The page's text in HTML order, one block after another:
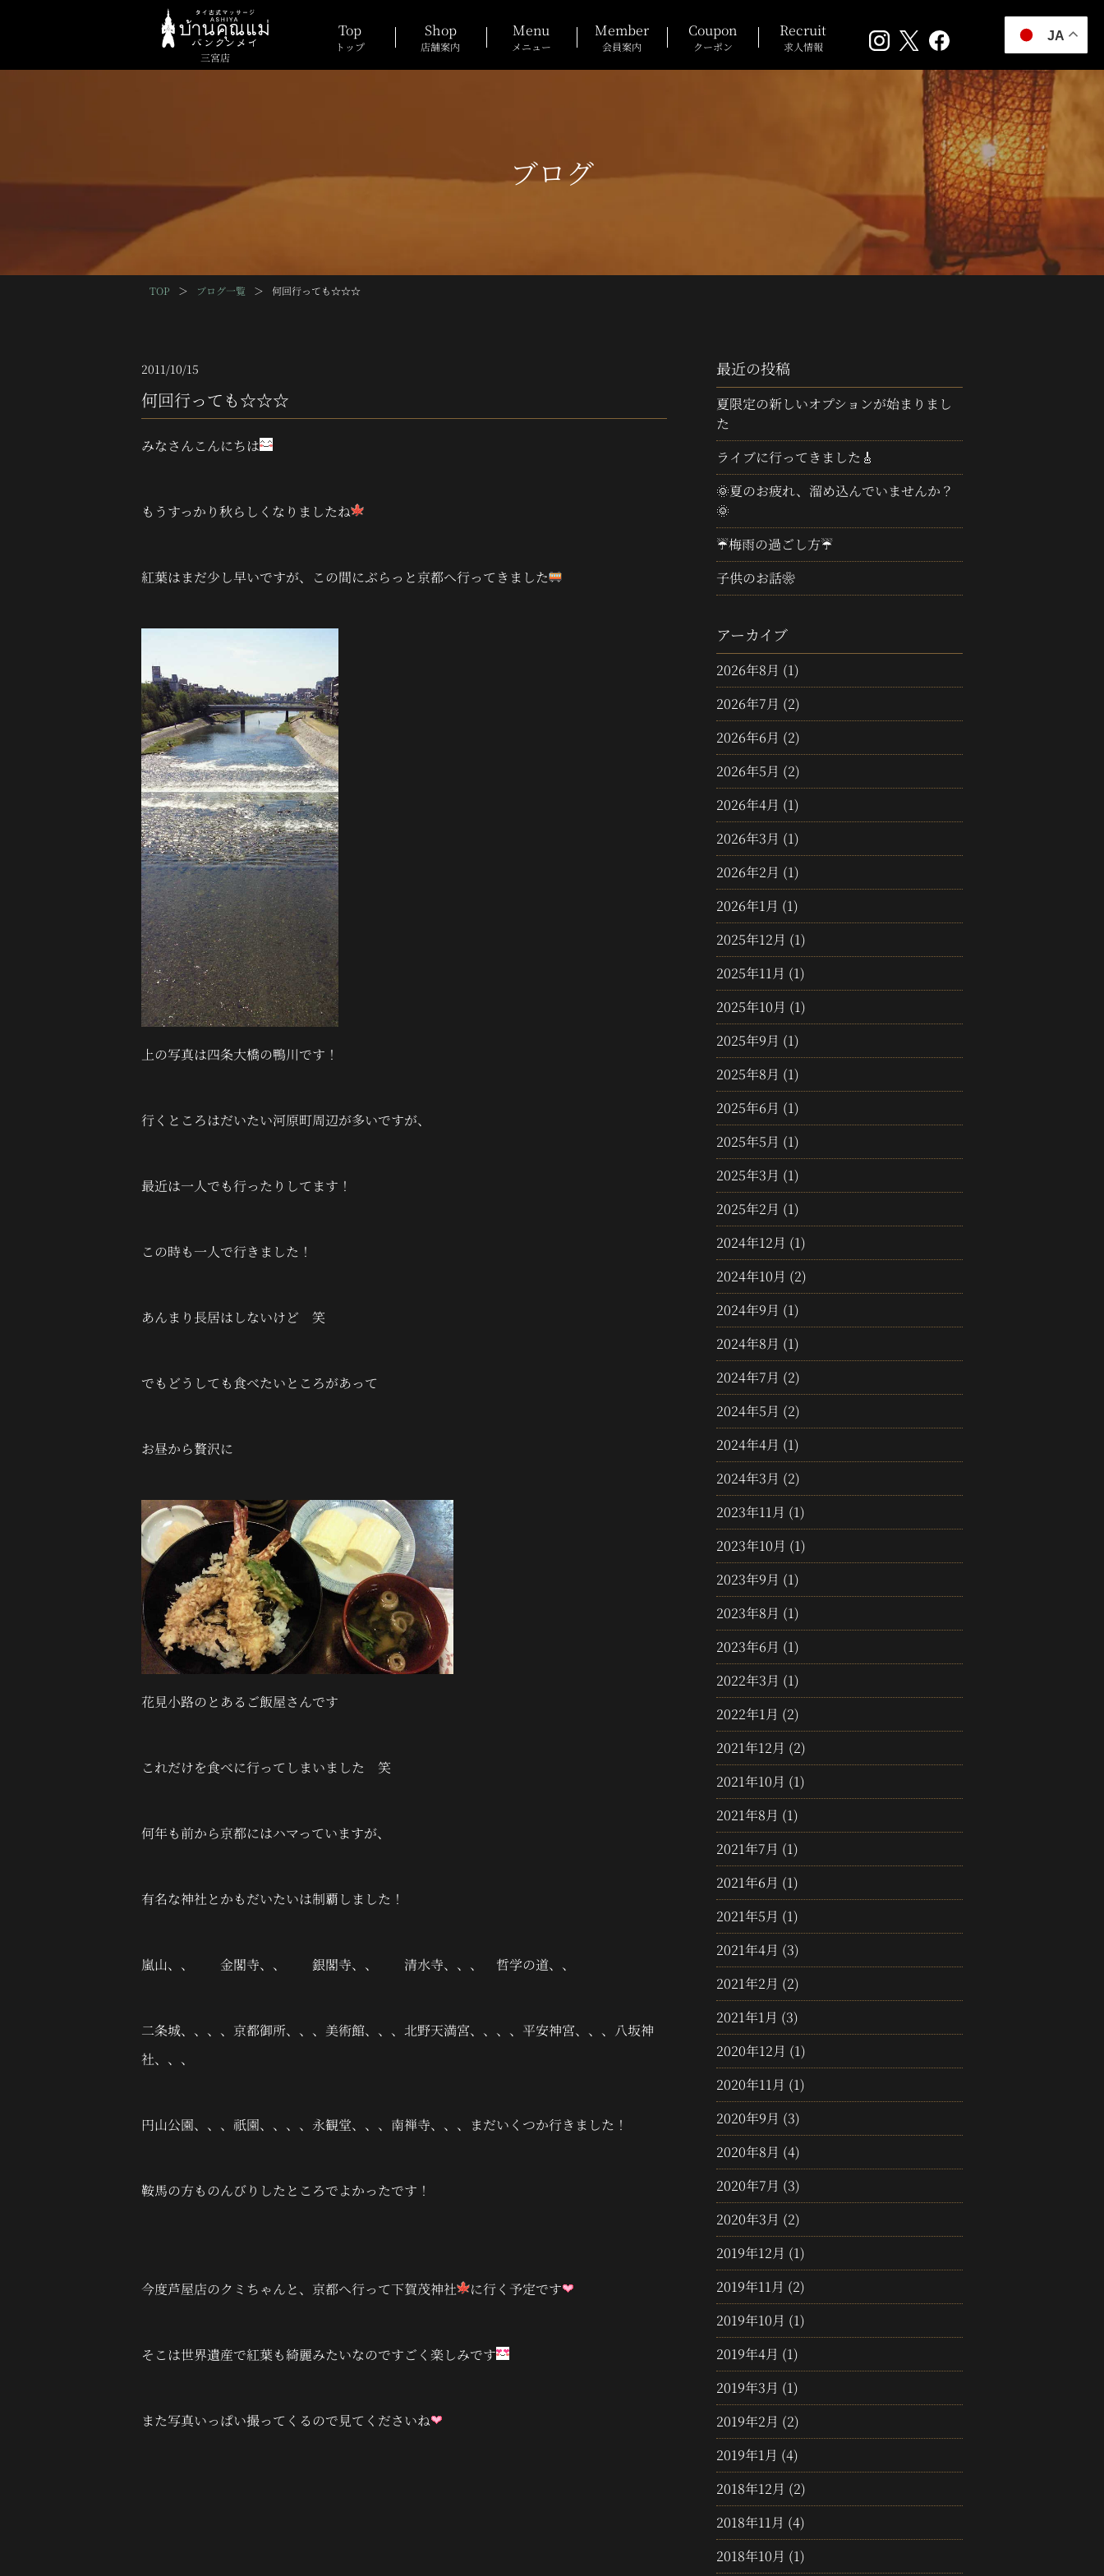
三宮店
Top
トップ
Shop
店舗案内
Menu
メニュー
Member
会員案内
Coupon
クーポン
Recruit
求人情報
ブログ
TOP ＞ ブログ一覧 ＞ 何回行っても☆☆☆
2011/10/15
何回行っても☆☆☆
みなさんこんにちは
もうすっかり秋らしくなりましたね
紅葉はまだ少し早いですが、この間にぶらっと京都へ行ってきました
上の写真は四条大橋の鴨川です！
行くところはだいたい河原町周辺が多いですが、
最近は一人でも行ったりしてます！
この時も一人で行きました！
あんまり長居はしないけど 笑
でもどうしても食べたいところがあって
お昼から贅沢に
花見小路のとあるご飯屋さんです
これだけを食べに行ってしまいました 笑
何年も前から京都にはハマっていますが、
有名な神社とかもだいたいは制覇しました！
嵐山、、 金閣寺、、 銀閣寺、、 清水寺、、、 哲学の道、、
二条城、、、、京都御所、、、美術館、、、北野天満宮、、、、平安神宮、、、八坂神
社、、、
円山公園、、、祇園、、、、永観堂、、、南禅寺、、、まだいくつか行きました！
鞍馬の方ものんびりしたところでよかったです！
今度芦屋店のクミちゃんと、京都へ行って下賀茂神社 に行く予定です
そこは世界遺産で紅葉も綺麗みたいなのですごく楽しみです
また写真いっぱい撮ってくるので見てくださいね
最近の投稿
夏限定の新しいオプションが始まりまし
た
ライブに行ってきました🎸
🌞夏のお疲れ、溜め込んでいませんか？
🌞
☔梅雨の過ごし方☔
子供のお話❀
アーカイブ
2026年8月 (1)
2026年7月 (2)
2026年6月 (2)
2026年5月 (2)
2026年4月 (1)
2026年3月 (1)
2026年2月 (1)
2026年1月 (1)
2025年12月 (1)
2025年11月 (1)
2025年10月 (1)
2025年9月 (1)
2025年8月 (1)
2025年6月 (1)
2025年5月 (1)
2025年3月 (1)
2025年2月 (1)
2024年12月 (1)
2024年10月 (2)
2024年9月 (1)
2024年8月 (1)
2024年7月 (2)
2024年5月 (2)
2024年4月 (1)
2024年3月 (2)
2023年11月 (1)
2023年10月 (1)
2023年9月 (1)
2023年8月 (1)
2023年6月 (1)
2022年3月 (1)
2022年1月 (2)
2021年12月 (2)
2021年10月 (1)
2021年8月 (1)
2021年7月 (1)
2021年6月 (1)
2021年5月 (1)
2021年4月 (3)
2021年2月 (2)
2021年1月 (3)
2020年12月 (1)
2020年11月 (1)
2020年9月 (3)
2020年8月 (4)
2020年7月 (3)
2020年3月 (2)
2019年12月 (1)
2019年11月 (2)
2019年10月 (1)
2019年4月 (1)
2019年3月 (1)
2019年2月 (2)
2019年1月 (4)
2018年12月 (2)
2018年11月 (4)
2018年10月 (1)
JA